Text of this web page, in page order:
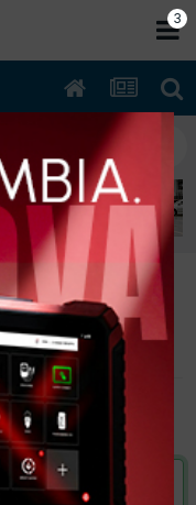
843A1000
2